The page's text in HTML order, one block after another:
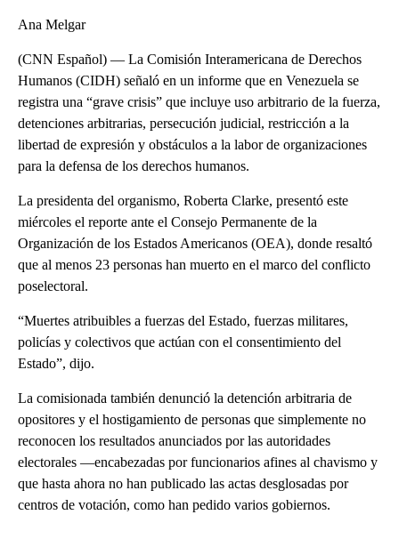
Ana Melgar
(CNN Español) — La Comisión Interamericana de Derechos
Humanos (CIDH) señaló en un informe que en Venezuela se
registra una “grave crisis” que incluye uso arbitrario de la fuerza,
detenciones arbitrarias, persecución judicial, restricción a la
libertad de expresión y obstáculos a la labor de organizaciones
para la defensa de los derechos humanos.
La presidenta del organismo, Roberta Clarke, presentó este
miércoles el reporte ante el Consejo Permanente de la
Organización de los Estados Americanos (OEA), donde resaltó
que al menos 23 personas han muerto en el marco del conflicto
poselectoral.
“Muertes atribuibles a fuerzas del Estado, fuerzas militares,
policías y colectivos que actúan con el consentimiento del
Estado”, dijo.
La comisionada también denunció la detención arbitraria de
opositores y el hostigamiento de personas que simplemente no
reconocen los resultados anunciados por las autoridades
electorales ―encabezadas por funcionarios afines al chavismo y
que hasta ahora no han publicado las actas desglosadas por
centros de votación, como han pedido varios gobiernos.